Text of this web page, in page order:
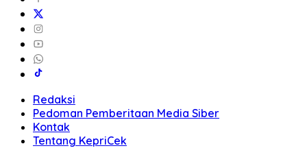
Redaksi
Pedoman Pemberitaan Media Siber
Kontak
Tentang KepriCek